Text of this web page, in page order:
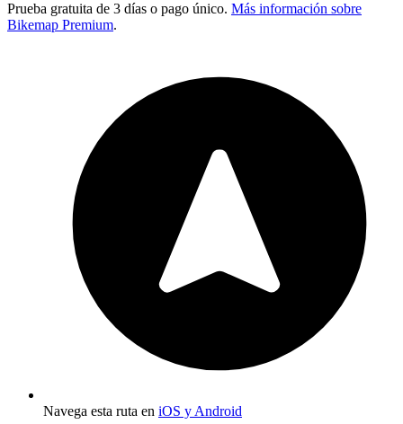
Prueba gratuita de 3 días o pago único. Más información sobre
Bikemap Premium.
Navega esta ruta en iOS y Android